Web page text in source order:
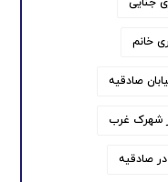
خانم
صادقیه
شهرک غرب
صادقیه